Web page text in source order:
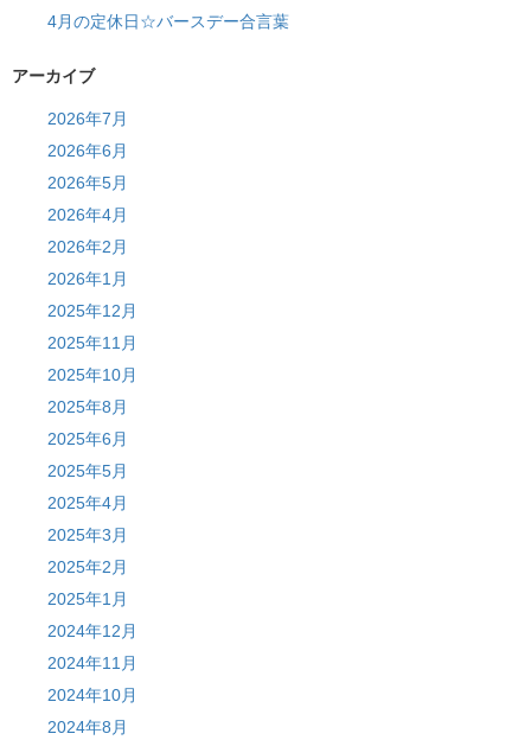
4月の定休日☆バースデー合言葉
アーカイブ
2026年7月
2026年6月
2026年5月
2026年4月
2026年2月
2026年1月
2025年12月
2025年11月
2025年10月
2025年8月
2025年6月
2025年5月
2025年4月
2025年3月
2025年2月
2025年1月
2024年12月
2024年11月
2024年10月
2024年8月